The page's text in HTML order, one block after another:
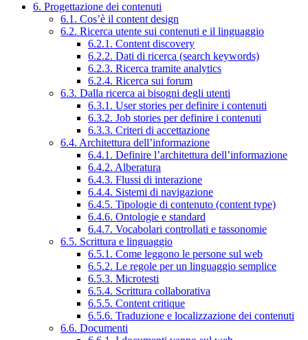
6. Progettazione dei contenuti
6.1. Cos’è il content design
6.2. Ricerca utente sui contenuti e il linguaggio
6.2.1. Content discovery
6.2.2. Dati di ricerca (search keywords)
6.2.3. Ricerca tramite analytics
6.2.4. Ricerca sui forum
6.3. Dalla ricerca ai bisogni degli utenti
6.3.1. User stories per definire i contenuti
6.3.2. Job stories per definire i contenuti
6.3.3. Criteri di accettazione
6.4. Architettura dell’informazione
6.4.1. Definire l’architettura dell’informazione
6.4.2. Alberatura
6.4.3. Flussi di interazione
6.4.4. Sistemi di navigazione
6.4.5. Tipologie di contenuto (content type)
6.4.6. Ontologie e standard
6.4.7. Vocabolari controllati e tassonomie
6.5. Scrittura e linguaggio
6.5.1. Come leggono le persone sul web
6.5.2. Le regole per un linguaggio semplice
6.5.3. Microtesti
6.5.4. Scrittura collaborativa
6.5.5. Content critique
6.5.6. Traduzione e localizzazione dei contenuti
6.6. Documenti